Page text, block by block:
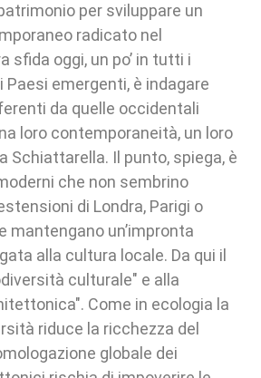
per sviluppare un
radicato nel
sfida oggi, un po’ in tutti i
emergenti, è indagare
da quelle occidentali
loro contemporaneità, un loro
Schiattarella. Il punto, spiega, è
che non sembrino
di Londra, Parigi o
mantengano un’impronta
alla cultura locale. Da qui il
culturale" e alla
Come in ecologia la
riduce la ricchezza del
globale dei